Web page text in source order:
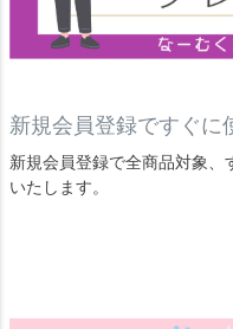
新規会員登録ですぐに
新規会員登録で全商品対象、
いたします。